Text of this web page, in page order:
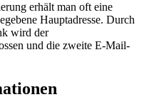
erhält man oft eine
Hauptadresse. Durch
wird der
und die zweite E-Mail-